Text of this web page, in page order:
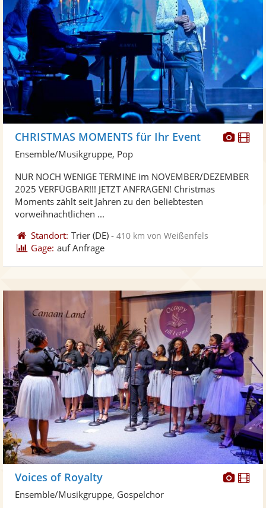
Fotos
CHRISTMAS MOMENTS für Ihr Event
Ensemble/Musikgruppe, Pop
NUR NOCH WENIGE TERMINE im NOVEMBER/DEZEMBER
2025 VERFÜGBAR!!! JETZT ANFRAGEN! Christmas
Moments zählt seit Jahren zu den beliebtesten
vorweihnachtlichen ...
Standort: Trier (DE) -410 km von Weißenfels
Gage: auf Anfrage
Voices of Royalty
Ensemble/Musikgruppe, Gospelchor